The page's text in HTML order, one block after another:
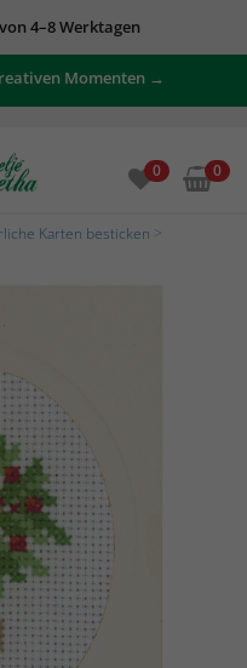
4–8 Werktagen
Momenten →
0 0
Karten besticken